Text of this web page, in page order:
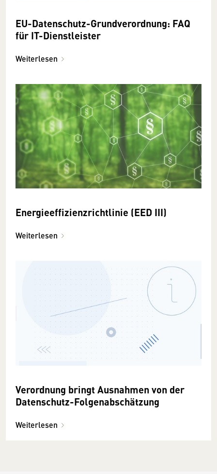
EU-Datenschutz-Grundverordnung: FAQ
für IT-Dienstleister
Weiterlesen
Energieeffizienzrichtlinie (EED III)
Weiterlesen
Verordnung bringt Ausnahmen von der
Datenschutz-Folgenabschätzung
Weiterlesen